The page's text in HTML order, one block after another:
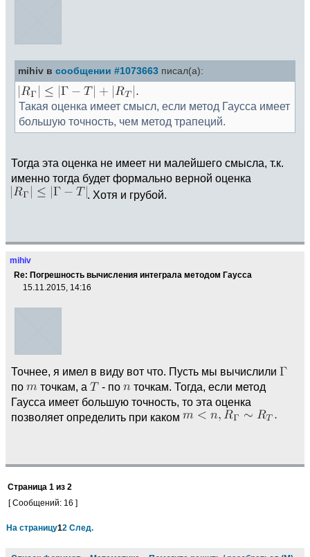
mihiv в сообщении #1073663 писал(а):
Такая оценка имеет смысл, если метод Гаусса имеет
большую точность, чем метод трапеций.
Тогда эта оценка не имеет ни малейшего смысла, т.к.
именно тогда будет формально верной оценка
. Хотя и грубой.
mihiv
Re: Погрешность вычисления интеграла методом Гаусса
15.11.2015, 14:16
Точнее, я имел в виду вот что. Пусть мы вычислили
по
точкам, а - по
точкам. Тогда, если метод
Гаусса имеет большую точность, то эта оценка
позволяет определить при каком
Страница 1 из 2
[ Сообщений: 16 ]
На страницу12 След.